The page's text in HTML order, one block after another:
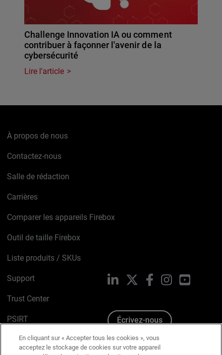
Challenge Innovation IA ou comment
contribuer à façonner l'avenir de la
cybersécurité
Lire l'article
À propos de nous
Contactez-nous
Salle de rédaction
Carrières
Comparer les appareils Firebox
Outil de taille Firebox
Liste produits / SKUs
Support
Trust Center
PSIRT
Avis sur les cookies
LinkedIn FacebookInstagramYouTube
Écrivez-nous
En cliquant sur « Accepter tous les cookies », vous
acceptez le stockage de cookies sur votre appareil